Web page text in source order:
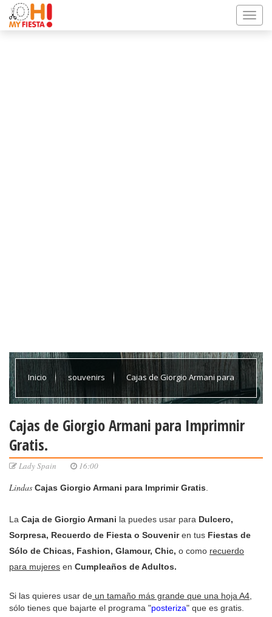
Inicio souvenirs Cajas de Giorgio Armani para
Cajas de Giorgio Armani para Imprimnir
Gratis.
Lady Spain 16:00
Lindas Cajas Giorgio Armani para Imprimir Gratis
La Caja de Giorgio Armani la puedes usar para Dulcero,
Sorpresa, Recuerdo de Fiesta o Souveniren tus Fiestas de
Sólo de Chicas, Fashion, Glamour, Chic, o como recuerdo
para mujeres en Cumpleaños de Adultos.
Si las quieres usar de un tamaño más grande que una hoja A4
sólo tienes que bajarte el programa "posteriza" que es gratis.